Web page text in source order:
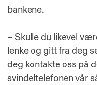
bankene.
– Skulle du likevel
lenke og gitt fra deg
deg kontakte oss på
svindeltelefonen vår